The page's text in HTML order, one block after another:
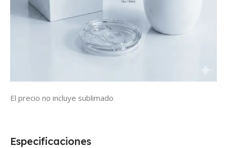
El precio no incluye sublimado
Especificaciones